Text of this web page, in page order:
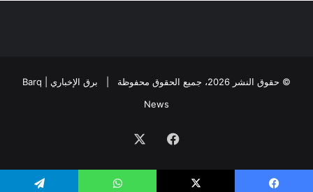
© حقوق النشر 2026، جميع الحقوق محفوظة |
برق الإخباري | Barq
News
فيسبوك